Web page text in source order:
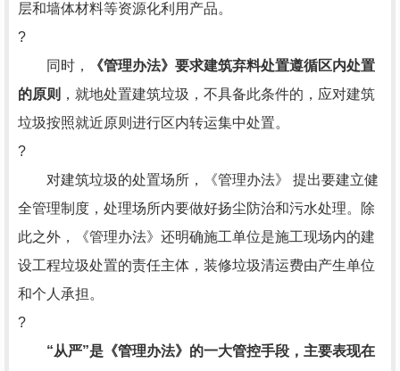
层和墙体材料等资源化利用产品。
?
同时，
《管理办法》要求建筑弃料处置遵循区内处置
的原则 ，就地处置建筑垃圾，不具备此条件的，应对建筑
垃圾按照就近原则进行区内转运集中处置。
?
对建筑垃圾的处置场所，《管理办法》 提出要建立健
全管理制度，处理场所内要做好扬尘防治和污水处理。除
此之外，《管理办法》还明确施工单位是施工现场内的建
设工程垃圾处置的责任主体，装修垃圾清运费由产生单位
和个人承担。
?
“从严”是《管理办法》的一大管控手段，主要表现在